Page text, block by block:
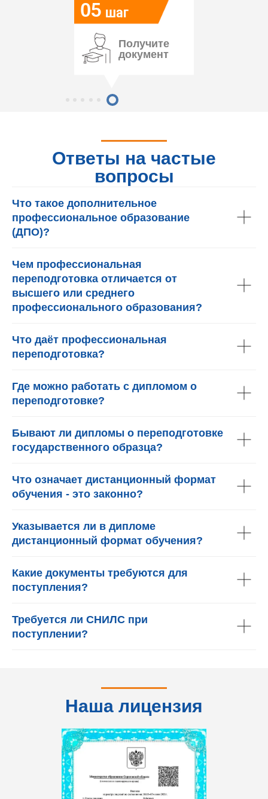
05 шаг
Получите
документ
Ответы на частые
вопросы
Что такое дополнительное
профессиональное образование
(ДПО)?
Чем профессиональная
переподготовка отличается от
высшего или среднего
профессионального образования?
Что даёт профессиональная
переподготовка?
Где можно работать с дипломом о
переподготовке?
Бывают ли дипломы о переподготовке
государственного образца?
Что означает дистанционный формат
обучения - это законно?
Указывается ли в дипломе
дистанционный формат обучения?
Какие документы требуются для
поступления?
Требуется ли СНИЛС при
поступлении?
Наша лицензия